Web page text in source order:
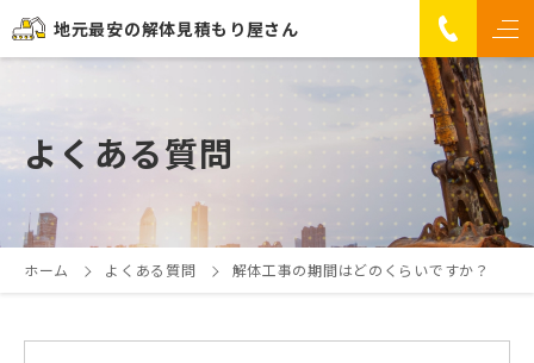
地元最安の解体見積もり屋さん
よくある質問
ホーム よくある質問 解体工事の期間はどのくらいですか？